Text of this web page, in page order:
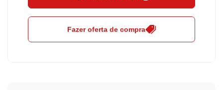
Fazer oferta de compra